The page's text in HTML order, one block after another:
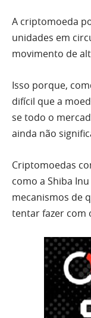
A criptomoeda
unidades em
movimento de
Isso porque,
difícil que a
se todo o
ainda não
Criptomoedas
como a Shiba
mecanismos de
tentar fazer com